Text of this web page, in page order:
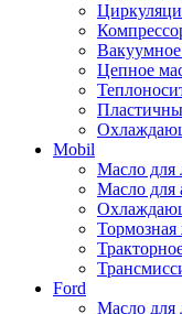
Цепное
Mobil
Масло для
Масло для
Тормозная
Ford
Масло для